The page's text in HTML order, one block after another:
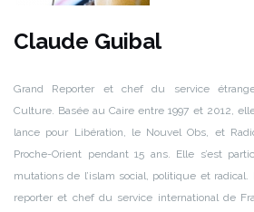
Claude Guibal
Grand Reporter et chef du service
Culture. Basée au Caire entre 1997 et 2012,
lance pour Libération, le Nouvel Obs, et
Proche-Orient pendant 15 ans. Elle s’est
mutations de l’islam social, politique et
reporter et chef du service international de